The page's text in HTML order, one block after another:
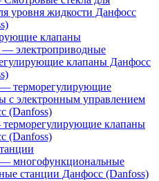
уровня жидкости Данфосс
клапаны
электроприводные
клапаны Данфосс
терморегулирующие
с электронным управлением
(Danfoss)
клапаны
(Danfoss)
многофункциональные
станции Данфосс (Danfoss)